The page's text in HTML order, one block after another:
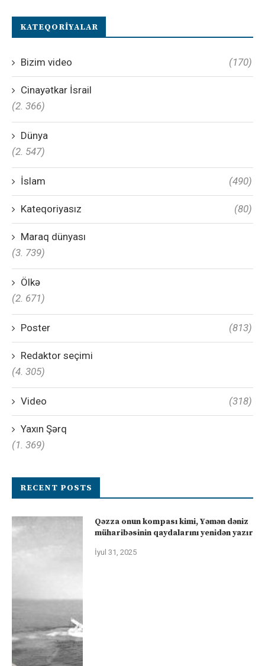
KATEQORIYALAR
Bizim video (170)
Cinayətkar İsrail
(2. 366)
Dünya
(2. 547)
İslam (490)
Kateqoriyasız (80)
Maraq dünyası
(3. 739)
Ölkə
(2. 671)
Poster (813)
Redaktor seçimi
(4. 305)
Video (318)
Yaxın Şərq
(1. 369)
RECENT POSTS
Qəzza onun kompası kimi, Yəmən dəniz
müharibəsinin qaydalarını yenidən yazır
İyul 31, 2025